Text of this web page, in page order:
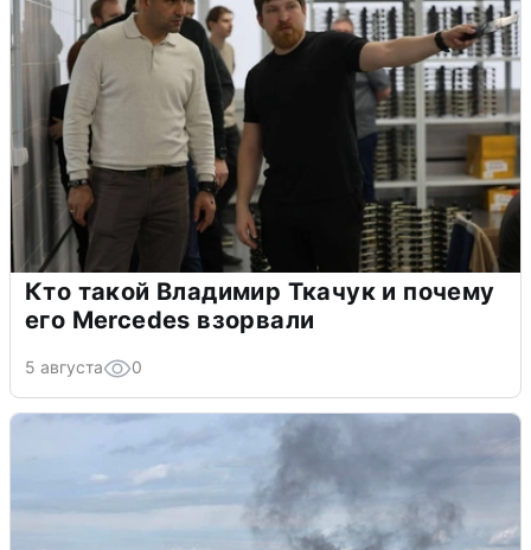
Кто такой Владимир Ткачук и почему
его Mercedes взорвали
5 августа 0